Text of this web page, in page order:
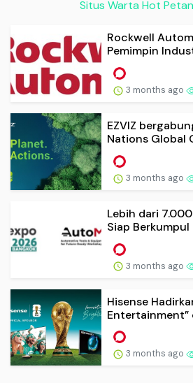
Situs Warta Hot
Rockwell
Pemimpin
3 months ago
EZVIZ
Nations Global
3 months ago
Lebih dari
Siap Berkumpul
3 months ago
Hisense
Entertainment”
3 months ago